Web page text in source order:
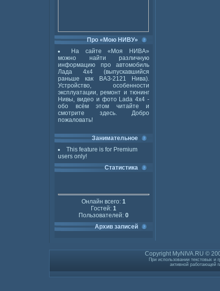
Про «Мою НИВУ»
На сайте «Моя НИВА»
можно найти различную
информацию про автомобиль
Лада 4x4 (выпускавшийся
раньше как ВАЗ-2121 Нива).
Устройство, особенности
эксплуатации, ремонт и тюнинг
Нивы, видео и фото Lada 4x4 -
обо всём этом читайте и
смотрите здесь. Добро
пожаловать!
Занимательное
This feature is for Premium
users only!
Статистика
Онлайн всего: 1
Гостей: 1
Пользователей: 0
Архив записей
Copyright MyNIVA.RU ©
При использовании текстовых и
активной работающей